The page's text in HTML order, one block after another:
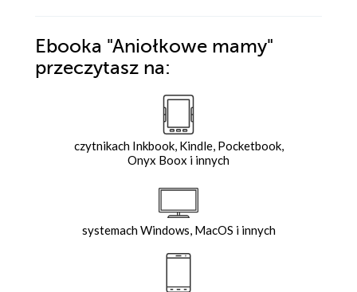
Ebooka "Aniołkowe mamy"
przeczytasz na:
czytnikach Inkbook, Kindle, Pocketbook,
Onyx Boox i innych
systemach Windows, MacOS i innych